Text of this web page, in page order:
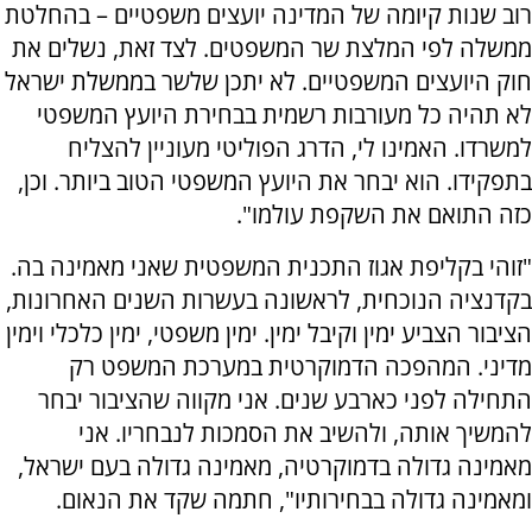
רוב שנות קיומה של המדינה יועצים משפטיים – בהחלטת
ממשלה לפי המלצת שר המשפטים. לצד זאת, נשלים את
חוק היועצים המשפטיים. לא יתכן שלשר בממשלת ישראל
לא תהיה כל מעורבות רשמית בבחירת היועץ המשפטי
למשרדו. האמינו לי, הדרג הפוליטי מעוניין להצליח
בתפקידו. הוא יבחר את היועץ המשפטי הטוב ביותר. וכן,
כזה התואם את השקפת עולמו".
"זוהי בקליפת אגוז התכנית המשפטית שאני מאמינה בה.
בקדנציה הנוכחית, לראשונה בעשרות השנים האחרונות,
הציבור הצביע ימין וקיבל ימין. ימין משפטי, ימין כלכלי וימין
מדיני. המהפכה הדמוקרטית במערכת המשפט רק
התחילה לפני כארבע שנים. אני מקווה שהציבור יבחר
להמשיך אותה, ולהשיב את הסמכות לנבחריו. אני
מאמינה גדולה בדמוקרטיה, מאמינה גדולה בעם ישראל,
ומאמינה גדולה בבחירותיו", חתמה שקד את הנאום.